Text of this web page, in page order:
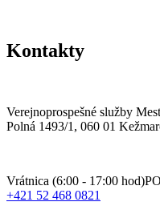
Kontakty
Verejnoprospešné služby
Polná 1493/1, 060 01
Vrátnica (6:00 - 17:00
+421 52 468 0821